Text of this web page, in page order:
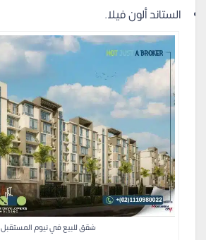
الستاند ألون فيلا.
شقق للبيع في نيوم المستقبل